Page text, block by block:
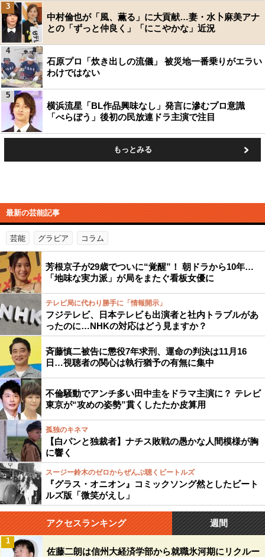
中村倫也が「風、薫る」に大貢献…妻・水卜麻美アナ
との「ずっと仲良く」「にこやかな」近況
3
石原プロ「炊き出しの流儀」 被災地一番乗りがエラい
わけではない
4
横浜流星「BL作品興味なし」発言に滲むプロ意識
「べらぼう」後初の民放連ドラ主演で注目
5
もっとみる
最新の芸能記事
芸能 グラビア コラム
芳根京子が29歳でついに“覚醒”！ 朝ドラから10年…
「地味な実力派」が局をまたぐ看板女優に
テレビ局に代わり勝手に「情報開示」
フジテレビ、日本テレビも出演者と社内トラブルがあ
ったのに…NHKの対応はどう見ますか？
斉藤慎二被告に懲役7年求刑、運命の判決は11月16
日…視聴者の関心は執行猶予の有無に集中
不倫騒動でアンチ多い田中圭をドラマ主演に？ テレビ
東京が“攻めの姿勢”貫くしたたか皮算用
孤独のキネマ
【白パンと独裁者】ナチス敗戦の愚かな人間模様が胸
に響く
スージー鈴木のゼロからぜんぶ聴くビートルズ
『グラス・オニオン』コミックソング然としたビート
ルズ版「微笑がえし」
アクセスランキング 週間
佐藤二朗は信州大経済学部から就職氷河期にリクルー
1